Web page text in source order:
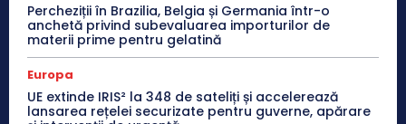
Percheziții în Brazilia, Belgia și Germania într-o
anchetă privind subevaluarea importurilor de
materii prime pentru gelatină
Europa
UE extinde IRIS² la 348 de sateliți și accelerează
lansarea rețelei securizate pentru guverne, apărare